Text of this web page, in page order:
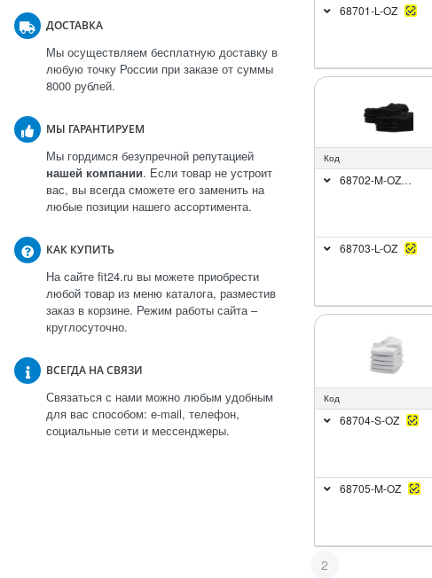
ДОСТАВКА
Мы осуществляем бесплатную доставку в
любую точку России при заказе от суммы
8000 рублей.
МЫ ГАРАНТИРУЕМ
Мы гордимся безупречной репутацией
нашей компании. Если товар не устроит
вас, вы всегда сможете его заменить на
любые позиции нашего ассортимента.
КАК КУПИТЬ
На сайте fit24.ru вы можете приобрести
любой товар из меню каталога, разместив
заказ в корзине. Режим работы сайта –
круглосуточно.
ВСЕГДА НА СВЯЗИ
Связаться с нами можно любым удобным
для вас способом: e-mail, телефон,
социальные сети и мессенджеры.
68701-L-OZ
Код
68702-M-OZ
68703-L-OZ
Код
68704-S-OZ
68705-M-OZ
2